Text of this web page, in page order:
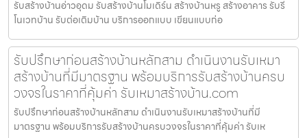
รับสร้างบ้านอ่าวอุดม รับสร้างบ้านโมเดิร์น สร้างบ้านหรู สร้างอาคาร รับรี
โนเวทบ้าน รับต่อเติมบ้าน บริการออกแบบ เขียนแบบก่อ
รับปรึกษาก่อนสร้างบ้านหลักสาม ดำเนินงานรับเหมา
สร้างบ้านที่มีมาตรฐาน พร้อมบริการรับสร้างบ้านครบ
วงจรในราคาที่คุ้มค่า รับเหมาสร้างบ้าน.com
รับปรึกษาก่อนสร้างบ้านหลักสาม ดำเนินงานรับเหมาสร้างบ้านที่มี
มาตรฐาน พร้อมบริการรับสร้างบ้านครบวงจรในราคาที่คุ้มค่า รับเห